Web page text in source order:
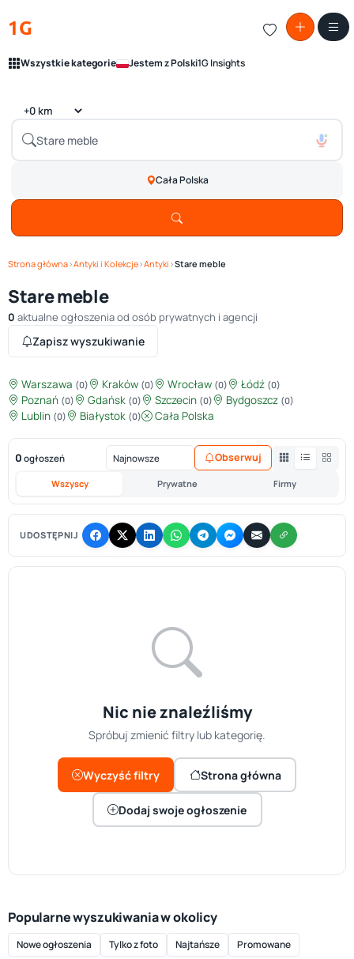
1G
Wszystkie kategorie Jestem z Polski1G Insights
Cała Polska
Strona główna›Antyki i Kolekcje›Antyki ›Stare meble
Stare meble
0 aktualne ogłoszenia od osób prywatnych i agencji
Zapisz wyszukiwanie
Warszawa (0) Kraków (0) Wrocław (0) Łódź (0)
Poznań (0) Gdańsk (0) Szczecin (0) Bydgoszcz (0)
Lublin (0) Białystok (0) Cała Polska
0 ogłoszeń
Wszyscy Prywatne Firmy
Obserwuj
UDOSTĘPNIJ
Nic nie znaleźliśmy
Spróbuj zmienić filtry lub kategorię.
Wyczyść filtry Strona główna
Dodaj swoje ogłoszenie
Popularne wyszukiwania w okolicy
Nowe ogłoszenia Tylko z foto Najtańsze Promowane